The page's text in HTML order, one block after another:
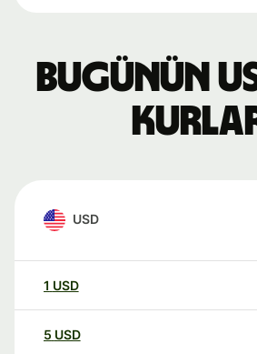
Bugünün
USD
1 USD
5 USD